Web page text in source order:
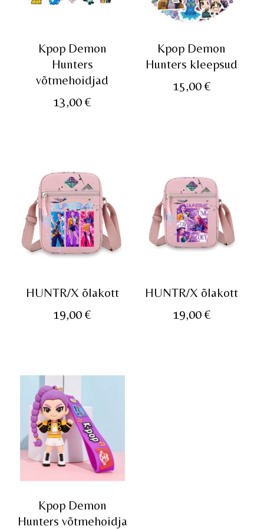
Kpop Demon
Hunters
võtmehoidjad
13,00€
Kpop Demon
Hunters kleepsud
15,00 €
HUNTR/X õlakott
19,00€
HUNTR/X õlakott
19,00 €
Kpop Demon
Hunters võtmehoidja